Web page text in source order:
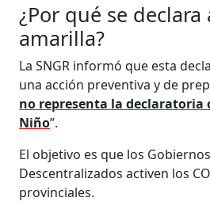
¿Por qué se declara
amarilla?
La SNGR informó que esta
una acción preventiva y de
no representa la declaratoria
Niño”.
El objetivo es que los
Descentralizados activen los
provinciales.